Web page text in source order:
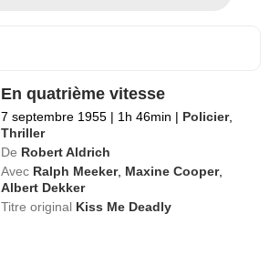
En quatrième vitesse
7 septembre 1955 | 1h 46min | Policier,
Thriller
De Robert Aldrich
Avec Ralph Meeker, Maxine Cooper,
Albert Dekker
Titre original Kiss Me Deadly